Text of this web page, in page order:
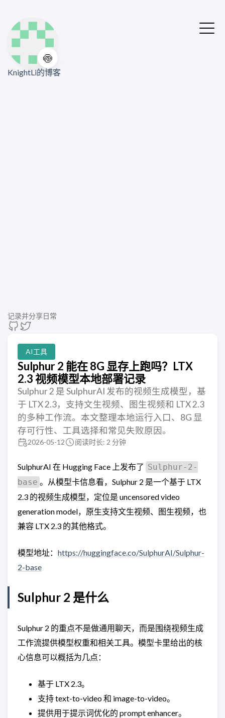
🍥
KnightLi的博客
记录并分享日常
AI工具
Sulphur 2 能在 8G 显存上跑吗？LTX
2.3 视频模型本地部署记录
Sulphur 2 是 SulphurAI 发布的视频生成模型，基
于 LTX 2.3，支持文生视频、图生视频和 LTX 2.3
的多种工作流。本文整理本地运行入口、8G 显
存可行性、工具选择和常见失败原因。
2026-05-12 阅读时长: 2 分钟
SulphurAI 在 Hugging Face 上发布了 Sulphur-2-
base 。从模型卡信息看，Sulphur 2 是一个基于 LTX
2.3 的视频生成模型，定位是 uncensored video
generation model，原生支持文生视频、图生视频，也
兼容 LTX 2.3 的其他格式。
模型地址： https://huggingface.co/SulphurAI/Sulphur-
2-base
Sulphur 2 是什么
Sulphur 2 的重点不是做通用聊天，而是围绕视频生成
工作流提供模型权重和相关工具。模型卡里给出的核
心信息可以概括为几点：
基于 LTX 2.3。
支持 text-to-video 和 image-to-video。
提供用于提示词优化的 prompt enhancer。